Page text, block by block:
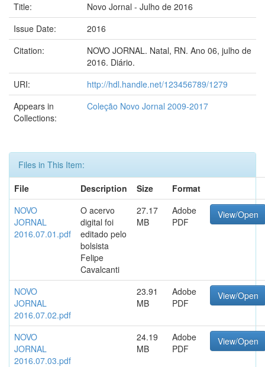
Title:
Novo Jornal - Julho de 2016
Issue Date:
2016
Citation:
NOVO JORNAL. Natal, RN. Ano 06, julho de
2016. Diário.
URI:
http://hdl.handle.net/123456789/1279
Appears in
Collections:
Coleção Novo Jornal 2009-2017
Files in This Item:
File
Description Size
Format
NOVO
JORNAL
2016.07.01.pdf
O acervo
digital foi
editado pelo
bolsista
Felipe
Cavalcanti
27.17
MB
Adobe
PDF
View/Open
NOVO
JORNAL
2016.07.02.pdf
23.91
MB
Adobe
PDF
View/Open
NOVO
JORNAL
2016.07.03.pdf
24.19
MB
Adobe
PDF
View/Open